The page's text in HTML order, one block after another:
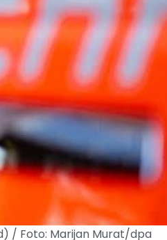
/ Foto: Marijan Murat/dpa